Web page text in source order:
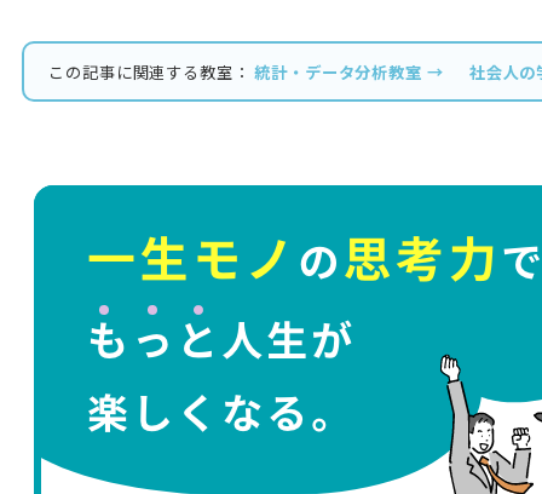
この記事に関連する教室：統計・データ分析教室 → 社会人